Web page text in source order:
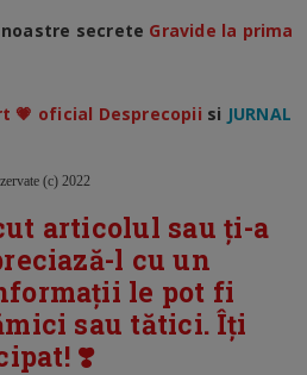
secrete Gravide la prima
💗 oficial Desprecopii si JURNAL
(c) 2022
articolul sau ți-a
l cu un
le pot fi
sau tătici. Îți
❣️